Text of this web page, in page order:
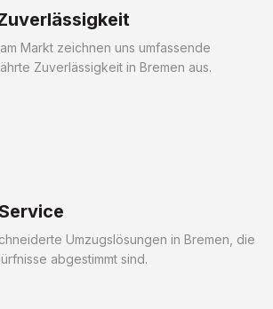
Markt zeichnen uns umfassende
Zuverlässigkeit in Bremen aus.
Umzugslösungen in Bremen, die
abgestimmt sind.